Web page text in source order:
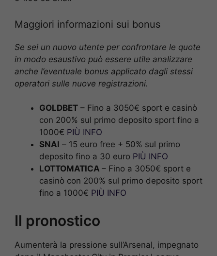
Maggiori informazioni sui bonus
Se sei un nuovo utente per confrontare le quote
in modo esaustivo può essere utile analizzare
anche l’eventuale bonus applicato dagli stessi
operatori sulle nuove registrazioni.
GOLDBET – Fino a 3050€ sport e casinò
con 200% sul primo deposito sport fino a
1000€ PIÙ INFO
SNAI – 15 euro free + 50% sul primo
deposito fino a 30 euro PIÙ INFO
LOTTOMATICA – Fino a 3050€ sport e
casinò con 200% sul primo deposito sport
fino a 1000€ PIÙ INFO
Il pronostico
Aumenterà la pressione sull’Arsenal, impegnato